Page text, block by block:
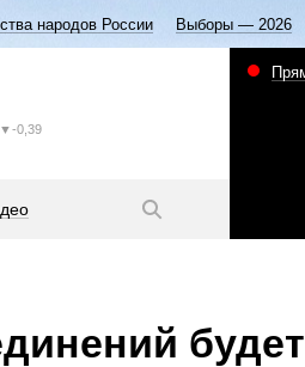
народов России Выборы — 2026
▼-0,39